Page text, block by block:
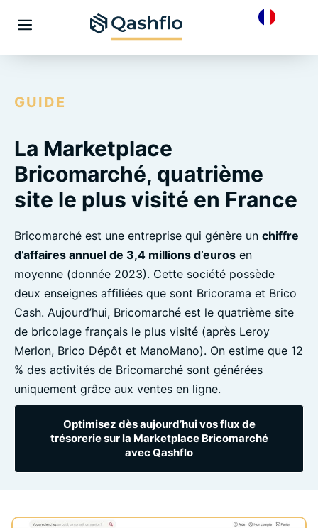
Menu
GUIDE
La Marketplace
Bricomarché, quatrième
site le plus visité en France
Bricomarché est une entreprise qui génère un chiffre
d’affaires annuel de 3,4 millions d’euros en
moyenne (donnée 2023). Cette société possède
deux enseignes affiliées que sont Bricorama et Brico
Cash. Aujourd’hui, Bricomarché est le quatrième site
de bricolage français le plus visité (après Leroy
Merlon, Brico Dépôt et ManoMano). On estime que 12
% des activités de Bricomarché sont générées
uniquement grâce aux ventes en ligne.
Optimisez dès aujourd’hui vos flux de
trésorerie sur la Marketplace Bricomarché
avec Qashflo